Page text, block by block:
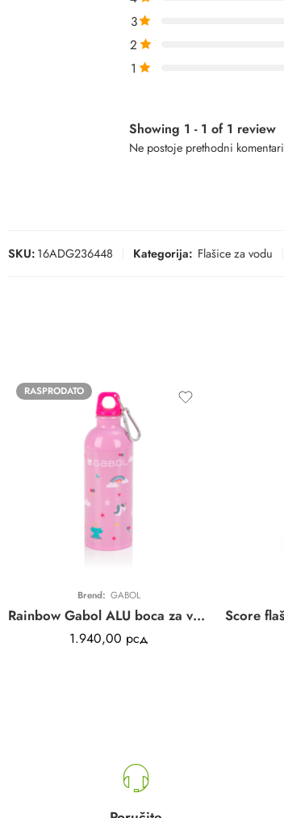
3
2
1
Showing 1 - 1 of 1 review
Ne postoje prethodni komentari
SKU:16ADG236448 Kategorija: Flašice za vodu
RASPRODATO
Brend: GABOL
Rainbow Gabol ALU boca za vodu | svetlo plava | 500 ml
1.940,00 рсд